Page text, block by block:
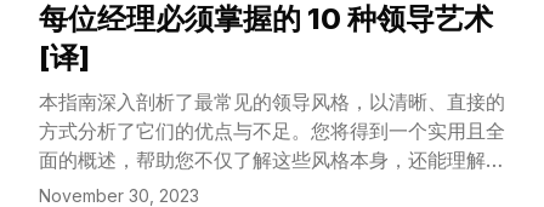
文将聚焦于大语言模型（LLM）的优化技术。
每位经理必须掌握的 10 种领导艺术
[译]
本指南深入剖析了最常见的领导风格，以清晰、直接的
方式分析了它们的优点与不足。您将得到一个实用且全
面的概述，帮助您不仅了解这些风格本身，还能理解它
们在实际情况中的应用方式。无论您已是领导，希望提
November 30, 2023
View Article